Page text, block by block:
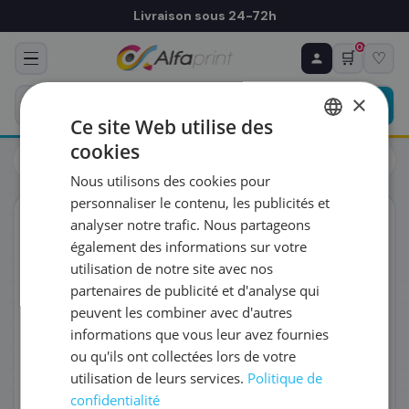
Livraison sous 24-72h
🛒
0
♡
Toners
Canon
ORIGINAL
♻ COMMANDE RÉCURRENTE
Prévoyez & économisez
Programmez votre prochain achat — notre équipe
vous prépare un devis personnalisé
RÉFÉRENCE DU PRODUIT
FRÉQUENCE
QUANTITÉ PAR LIVRAISON
DATE DE PREMIÈRE LIVRAISON SOUHAITÉE
×
Ce site Web utilise des
cookies
Nous utilisons des cookies pour
personnaliser le contenu, les publicités et
analyser notre trafic. Nous partageons
également des informations sur votre
utilisation de notre site avec nos
partenaires de publicité et d'analyse qui
peuvent les combiner avec d'autres
informations que vous leur avez fournies
ou qu'ils ont collectées lors de votre
utilisation de leurs services. Politique de
confidentialité